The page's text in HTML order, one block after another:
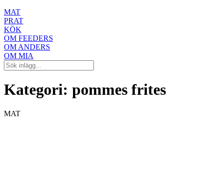
MAT
PRAT
KÖK
OM FEEDERS
OM ANDERS
OM MIA
Kategori: pommes frites
MAT